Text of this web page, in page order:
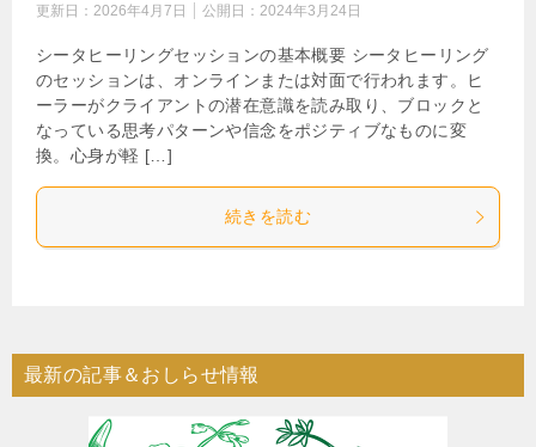
更新日： 2026年4月7日 公開日： 2024年3月24日
シータヒーリングセッションの基本概要 シータヒーリング
のセッションは、オンラインまたは対面で行われます。ヒ
ーラーがクライアントの潜在意識を読み取り、ブロックと
なっている思考パターンや信念をポジティブなものに変
換。心身が軽 […]
続きを読む
最新の記事＆おしらせ情報